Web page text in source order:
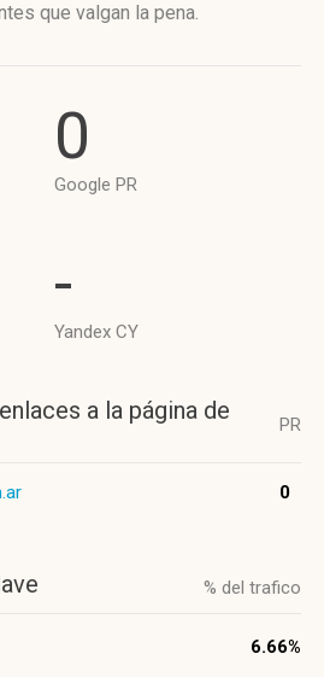
que valgan la pena.
0
Google PR
-
Yandex CY
a la página de
PR
0
% del trafico
6.66%